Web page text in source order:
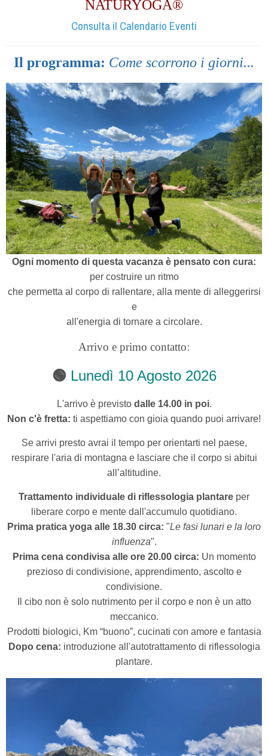
NATURYOGA®
Consulta il Calendario Eventi
Il programma: Come scorrono i giorni...
Ogni momento di questa vacanza è pensato con cura:
per costruire un ritmo
che permetta al corpo di rallentare, alla mente di alleggerirsi
e
all'energia di tornare a circolare.
Arrivo e primo contatto:
🟢 Lunedì 10 Agosto 2026
L'arrivo è previsto dalle 14.00 in poi.
Non c'è fretta: ti aspettiamo con gioia quando puoi arrivare!
Se arrivi presto avrai il tempo per orientarti nel paese,
respirare l'aria di montagna e lasciare che il corpo si abitui
all’altitudine.
Trattamento individuale di riflessologia plantare per
liberare corpo e mente dall'accumulo quotidiano.
Prima pratica yoga alle 18.30 circa: "Le fasi lunari e la loro
influenza".
Prima cena condivisa alle ore 20.00 circa: Un momento
prezioso di condivisione, apprendimento, ascolto e
condivisione.
Il cibo non è solo nutrimento per il corpo e non è un atto
meccanico.
Prodotti biologici, Km “buono”, cucinati con amore e fantasia
Dopo cena: introduzione all'autotrattamento di riflessologia
plantare.